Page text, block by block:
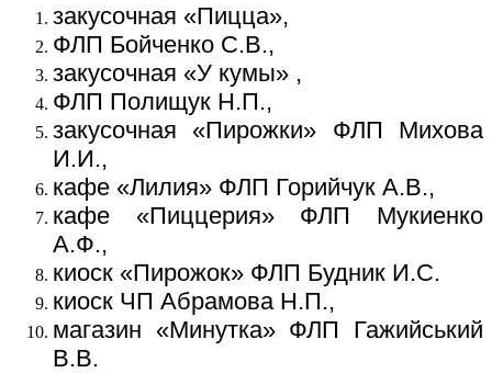
закусочная «Пицца»,
ФЛП Бойченко С.В.,
закусочная «У кумы» ,
ФЛП Полищук Н.П.,
закусочная «Пирожки» ФЛП Михова
И.И.,
кафе «Лилия» ФЛП Горийчук А.В.,
кафе «Пиццерия» ФЛП Мукиенко
А.Ф.,
киоск «Пирожок» ФЛП Будник И.С.
киоск ЧП Абрамова Н.П.,
магазин «Минутка» ФЛП Гажийський
В.В.